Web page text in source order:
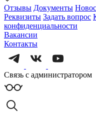
Отзывы Документы
Реквизиты Задать вопрос
конфиденциальности
Вакансии
Контакты
Связь с администратором